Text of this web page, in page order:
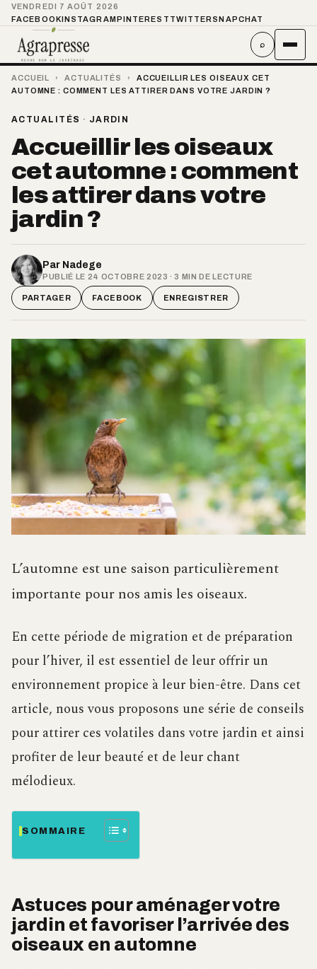
VENDREDI 7 AOÛT 2026
FACEBOOKINSTAGRAMPINTEREST TWITTER SNAPCHAT
⌕
ACCUEIL › ACTUALITÉS ›
ACCUEILLIR LES OISEAUX CET
AUTOMNE : COMMENT LES ATTIRER DANS VOTRE JARDIN ?
ACTUALITÉS · JARDIN
Accueillir les oiseaux
cet automne : comment
les attirer dans votre
jardin ?
Par Nadege
PUBLIÉ LE 24 OCTOBRE 2023 · 3 MIN DE LECTURE
PARTAGER FACEBOOK ENREGISTRER
L’automne est une saison particulièrement
importante pour nos amis les oiseaux.
En cette période de migration et de préparation
pour l’hiver, il est essentiel de leur offrir un
environnement propice à leur bien-être. Dans cet
article, nous vous proposons une série de conseils
pour attirer ces volatiles dans votre jardin et ainsi
profiter de leur beauté et de leur chant
mélodieux.
SOMMAIRE
Astuces pour aménager votre
jardin et favoriser l’arrivée des
oiseaux en automne